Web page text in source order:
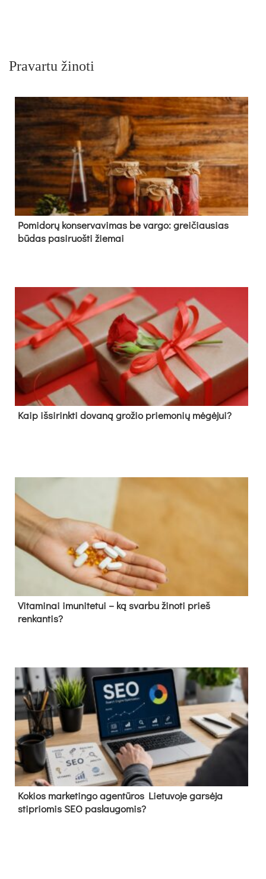
Pravartu žinoti
Pomidorų konservavimas be vargo: greičiausias
būdas pasiruošti žiemai
Kaip išsirinkti dovaną grožio priemonių mėgėjui?
Vitaminai imunitetui – ką svarbu žinoti prieš
renkantis?
Kokios marketingo agentūros Lietuvoje garsėja
stipriomis SEO paslaugomis?